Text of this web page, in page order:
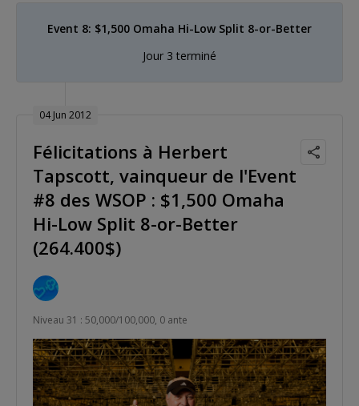
Event 8: $1,500 Omaha Hi-Low Split 8-or-Better
Jour 3 terminé
04 Jun 2012
Félicitations à Herbert
Tapscott, vainqueur de l'Event
#8 des WSOP : $1,500 Omaha
Hi-Low Split 8-or-Better
(264.400$)
Niveau 31 : 50,000/100,000, 0 ante